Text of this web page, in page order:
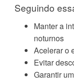
Seguindo
Manter a
noturnos
Acelerar o
Evitar
Garantir